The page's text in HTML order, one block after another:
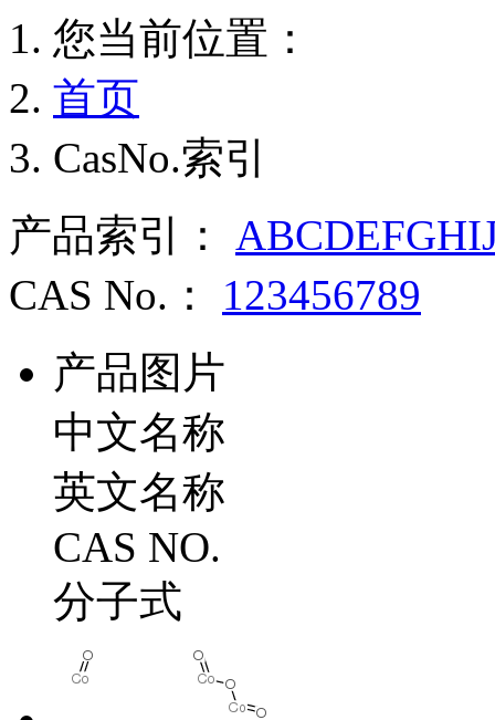
您当前位置：
首页
CasNo.索引
产品索引： ABCDEFGHI
CAS No.： 123456789
产品图片
中文名称
英文名称
CAS NO.
分子式